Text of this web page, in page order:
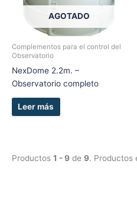
AGOTADO
Complementos para el control del
Observatorio
NexDome 2.2m. –
Observatorio completo
Leer más
Productos 1 - 9 de 9. Productos